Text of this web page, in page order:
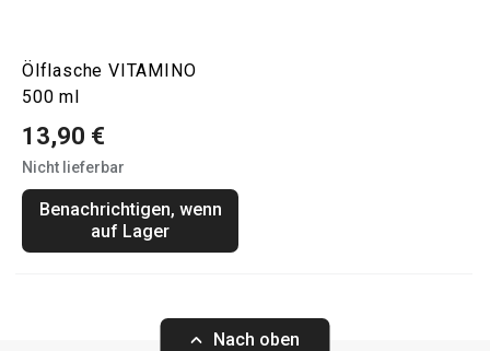
Ölflasche VITAMINO
500 ml
13,90 €
Nicht lieferbar
Benachrichtigen, wenn
auf Lager
Nach oben